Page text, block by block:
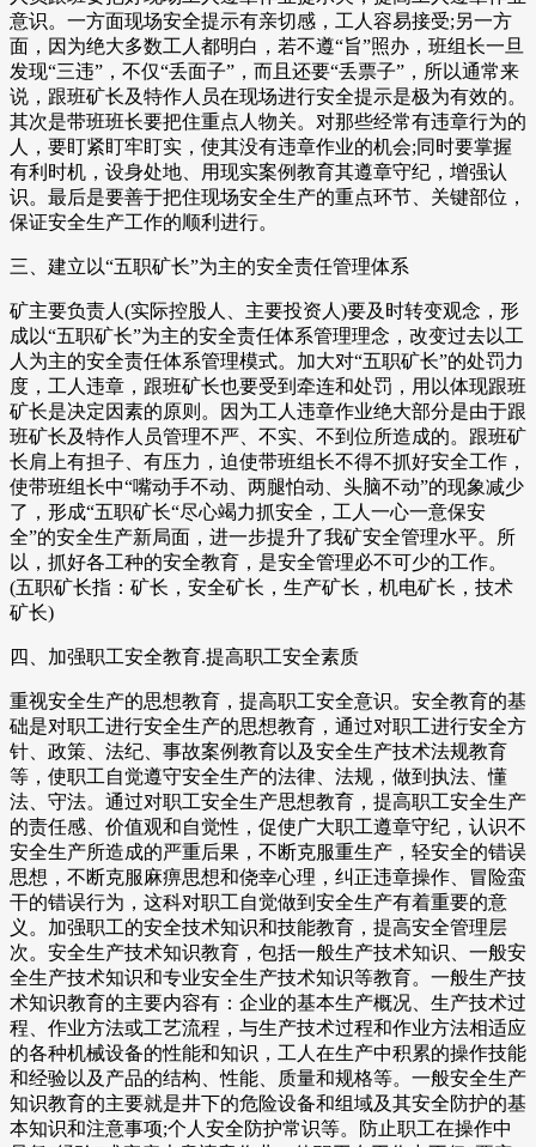
意识。一方面现场安全提示有亲切感，工人容易接受;另一方
面，因为绝大多数工人都明白，若不遵“旨”照办，班组长一旦
发现“三违”，不仅“丢面子”，而且还要“丢票子”，所以通常来
说，跟班矿长及特作人员在现场进行安全提示是极为有效的。
其次是带班班长要把住重点人物关。对那些经常有违章行为的
人，要盯紧盯牢盯实，使其没有违章作业的机会;同时要掌握
有利时机，设身处地、用现实案例教育其遵章守纪，增强认
识。最后是要善于把住现场安全生产的重点环节、关键部位，
保证安全生产工作的顺利进行。
三、建立以“五职矿长”为主的安全责任管理体系
矿主要负责人(实际控股人、主要投资人)要及时转变观念，形
成以“五职矿长”为主的安全责任体系管理理念，改变过去以工
人为主的安全责任体系管理模式。加大对“五职矿长”的处罚力
度，工人违章，跟班矿长也要受到牵连和处罚，用以体现跟班
矿长是决定因素的原则。因为工人违章作业绝大部分是由于跟
班矿长及特作人员管理不严、不实、不到位所造成的。跟班矿
长肩上有担子、有压力，迫使带班组长不得不抓好安全工作，
使带班组长中“嘴动手不动、两腿怕动、头脑不动”的现象减少
了，形成“五职矿长“尽心竭力抓安全，工人一心一意保安
全”的安全生产新局面，进一步提升了我矿安全管理水平。所
以，抓好各工种的安全教育，是安全管理必不可少的工作。
(五职矿长指：矿长，安全矿长，生产矿长，机电矿长，技术
矿长)
四、加强职工安全教育.提高职工安全素质
重视安全生产的思想教育，提高职工安全意识。安全教育的基
础是对职工进行安全生产的思想教育，通过对职工进行安全方
针、政策、法纪、事故案例教育以及安全生产技术法规教育
等，使职工自觉遵守安全生产的法律、法规，做到执法、懂
法、守法。通过对职工安全生产思想教育，提高职工安全生产
的责任感、价值观和自觉性，促使广大职工遵章守纪，认识不
安全生产所造成的严重后果，不断克服重生产，轻安全的错误
思想，不断克服麻痹思想和侥幸心理，纠正违章操作、冒险蛮
干的错误行为，这科对职工自觉做到安全生产有着重要的意
义。加强职工的安全技术知识和技能教育，提高安全管理层
次。安全生产技术知识教育，包括一般生产技术知识、一般安
全生产技术知识和专业安全生产技术知识等教育。一般生产技
术知识教育的主要内容有：企业的基本生产概况、生产技术过
程、作业方法或工艺流程，与生产技术过程和作业方法相适应
的各种机械设备的性能和知识，工人在生产中积累的操作技能
和经验以及产品的结构、性能、质量和规格等。一般安全生产
知识教育的主要就是井下的危险设备和组域及其安全防护的基
本知识和注意事项;个人安全防护常识等。防止职工在操作中